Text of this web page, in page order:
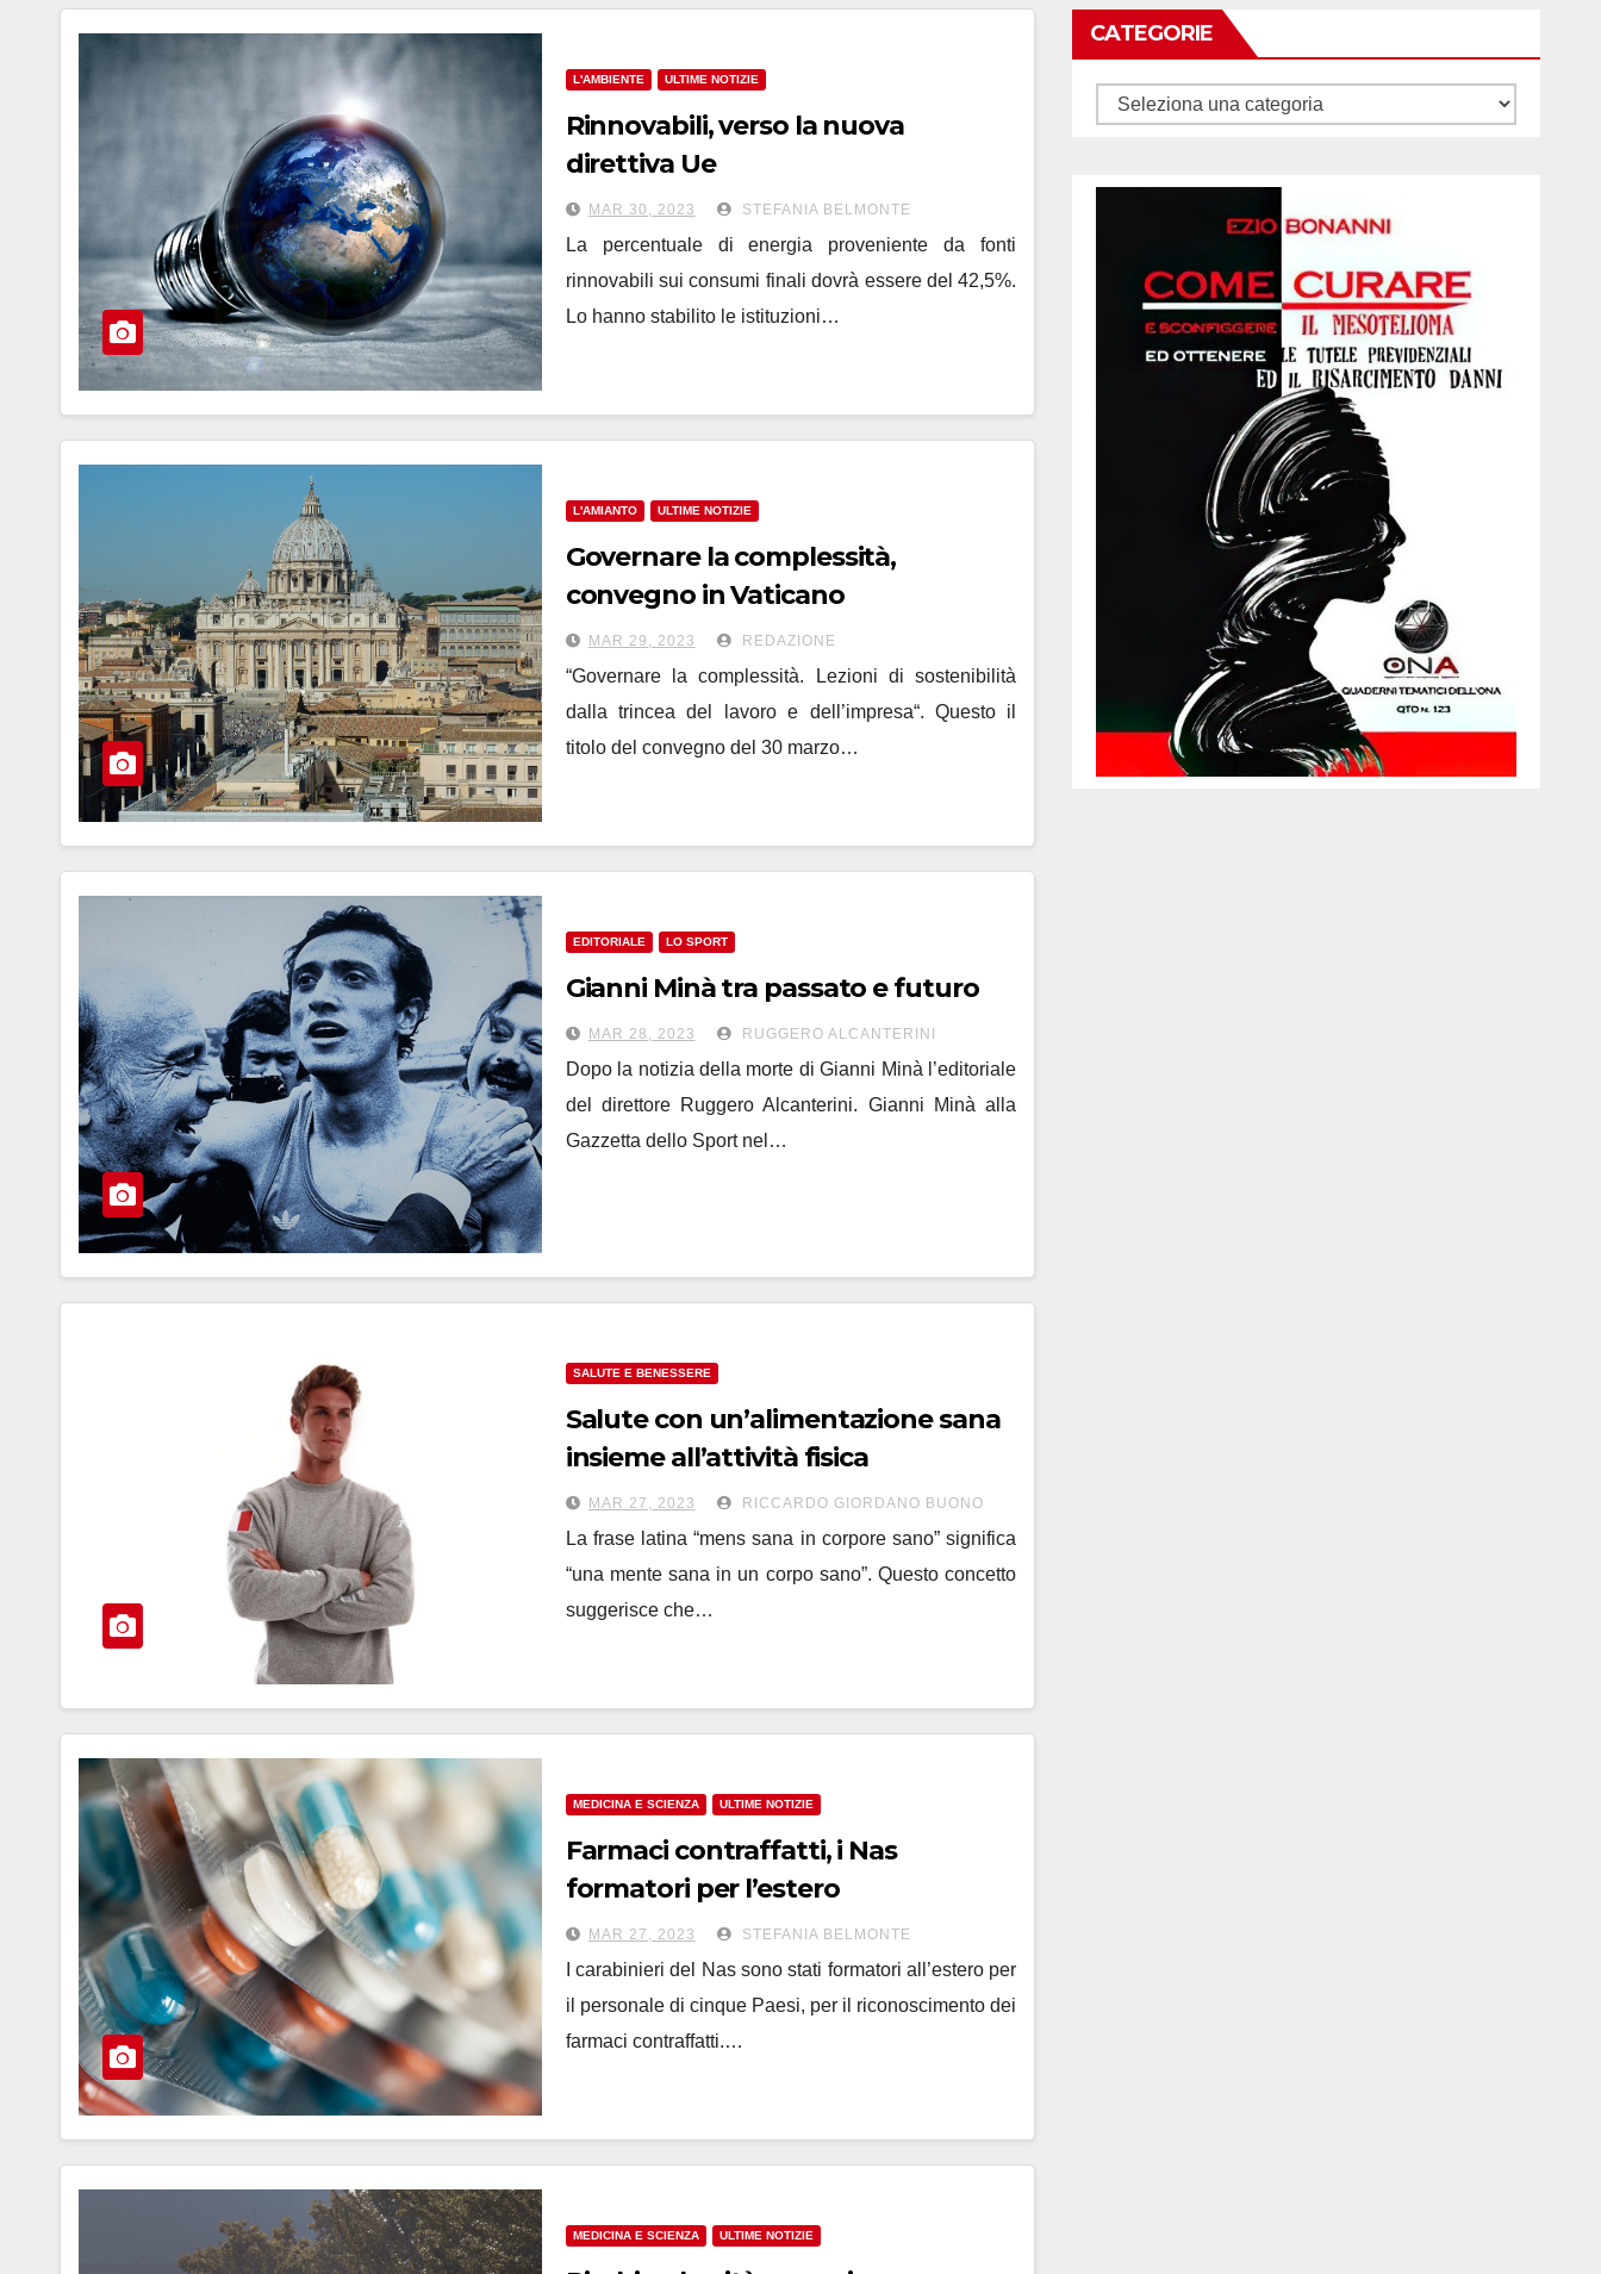
L'AMBIENTE ULTIME NOTIZIE
Rinnovabili, verso la nuova
direttiva Ue
MAR 30, 2023 STEFANIA BELMONTE
La percentuale di energia proveniente da fonti
rinnovabili sui consumi finali dovrà essere del 42,5%.
Lo hanno stabilito le istituzioni…
L'AMIANTO ULTIME NOTIZIE
Governare la complessità,
convegno in Vaticano
MAR 29, 2023 REDAZIONE
“Governare la complessità. Lezioni di sostenibilità
dalla trincea del lavoro e dell’impresa“. Questo il
titolo del convegno del 30 marzo…
EDITORIALE LO SPORT
Gianni Minà tra passato e futuro
MAR 28, 2023 RUGGERO ALCANTERINI
Dopo la notizia della morte di Gianni Minà l’editoriale
del direttore Ruggero Alcanterini. Gianni Minà alla
Gazzetta dello Sport nel…
SALUTE E BENESSERE
Salute con un’alimentazione sana
insieme all’attività fisica
MAR 27, 2023 RICCARDO GIORDANO BUONO
La frase latina “mens sana in corpore sano” significa
“una mente sana in un corpo sano”. Questo concetto
suggerisce che…
MEDICINA E SCIENZA ULTIME NOTIZIE
Farmaci contraffatti, i Nas
formatori per l’estero
MAR 27, 2023 STEFANIA BELMONTE
I carabinieri del Nas sono stati formatori all’estero per
il personale di cinque Paesi, per il riconoscimento dei
farmaci contraffatti.…
MEDICINA E SCIENZA ULTIME NOTIZIE
CATEGORIE
Categorie